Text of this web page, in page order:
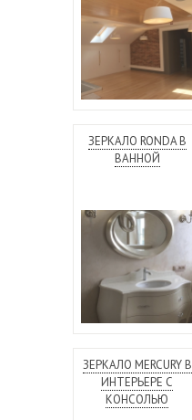
ЗЕРКАЛО RONDA В
ВАННОЙ
ЗЕРКАЛО MERCURY В
ИНТЕРЬЕРЕ С
КОНСОЛЬЮ